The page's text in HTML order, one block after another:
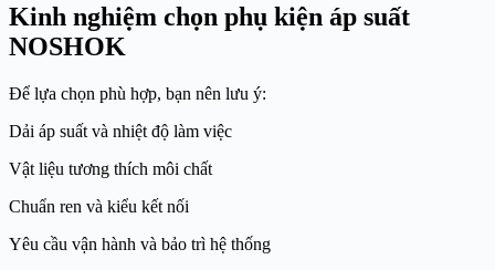
Kinh nghiệm chọn phụ kiện áp suất
NOSHOK
Để lựa chọn phù hợp, bạn nên lưu ý:
Dải áp suất và nhiệt độ làm việc
Vật liệu tương thích môi chất
Chuẩn ren và kiểu kết nối
Yêu cầu vận hành và bảo trì hệ thống